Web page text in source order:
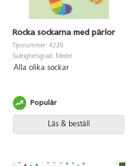
Rocka sockarna med pärlor
Tipsnummer: 4220
Svårighetsgrad: Medel
Alla olika sockar
Läs & beställ
Populär